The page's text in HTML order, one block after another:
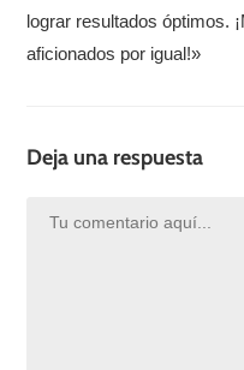
lograr resultados óptimos.
aficionados por igual!»
Deja una respuesta